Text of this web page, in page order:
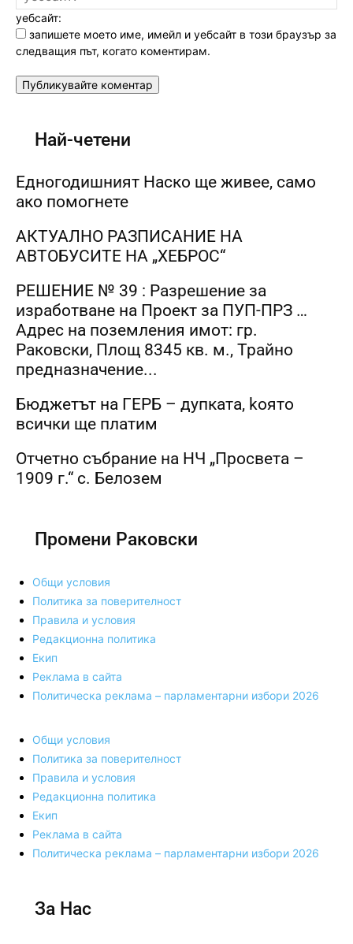
уебсайт:
запишете моето име, имейл и уебсайт в този браузър за
следващия път, когато коментирам.
Най-четени
Едногодишният Наско ще живее, само
ако помогнете
АКТУАЛНО РАЗПИСАНИЕ НА
АВТОБУСИТЕ НА „ХЕБРОС“
РЕШЕНИЕ № 39 : Разрешение за
изработване на Проект за ПУП-ПРЗ …
Адрес на поземления имот: гр.
Раковски, Площ 8345 кв. м., Трайно
предназначение...
Бюджетът на ГЕРБ – дупката, kоято
всички ще платим
Отчетно събрание на НЧ „Просвета –
1909 г.“ с. Белозем
Промени Раковски
Общи условия
Политика за поверителност
Правила и условия
Редакционна политика
Екип
Реклама в сайта
Политическа реклама – парламентарни избори 2026
Общи условия
Политика за поверителност
Правила и условия
Редакционна политика
Екип
Реклама в сайта
Политическа реклама – парламентарни избори 2026
За Нас